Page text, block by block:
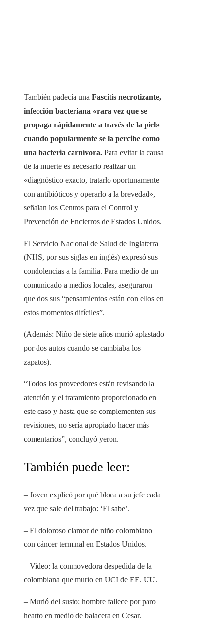
También padecía una Fascitis necrotizante,
infección bacteriana «rara vez que se
propaga rápidamente a través de la piel»
cuando popularmente se la percibe como
una bacteria carnívora. Para evitar la causa
de la muerte es necesario realizar un
«diagnóstico exacto, tratarlo oportunamente
con antibióticos y operarlo a la brevedad»,
señalan los Centros para el Control y
Prevención de Encierros de Estados Unidos.
El Servicio Nacional de Salud de Inglaterra
(NHS, por sus siglas en inglés) expresó sus
condolencias a la familia. Para medio de un
comunicado a medios locales, aseguraron
que dos sus “pensamientos están con ellos en
estos momentos difíciles”.
(Además: Niño de siete años murió aplastado
por dos autos cuando se cambiaba los
zapatos).
“Todos los proveedores están revisando la
atención y el tratamiento proporcionado en
este caso y hasta que se complementen sus
revisiones, no sería apropiado hacer más
comentarios”, concluyó yeron.
También puede leer:
– Joven explicó por qué bloca a su jefe cada
vez que sale del trabajo: ‘El sabe’.
– El doloroso clamor de niño colombiano
con cáncer terminal en Estados Unidos.
– Video: la conmovedora despedida de la
colombiana que murio en UCI de EE. UU.
– Murió del susto: hombre fallece por paro
hearto en medio de balacera en Cesar.